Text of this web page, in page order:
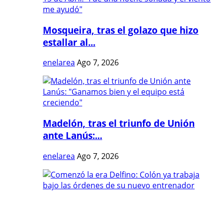
Mosqueira, tras el golazo que hizo
estallar al...
enelarea Ago 7, 2026
Madelón, tras el triunfo de Unión
ante Lanús:...
enelarea Ago 7, 2026